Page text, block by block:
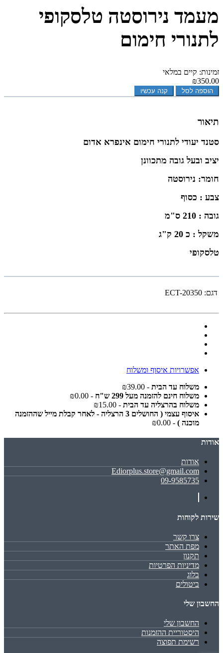
מעמד נירוסטה טלסקופי
לתנורי חימום
זמינות: קיים במלאי
₪350.00
הוספה לסל קנה עכשיו
תיאור
סטנד יעודי לתנורי חימום אינפרא אדום
יציב ובעל גובה מתכוונן
חומר: נירוסטה
צבע : כסוף
גובה : 210 ס"מ
משקל : כ 20 ק"ג
טלסקופי
דגם: ECT-20350
אפשרויות איסוף ומשלוח
משלוח עד הבית - ₪39.00
משלוח חינם להזמנה מעל 299 ש"ח
- ₪0.00
משלוח בהרצליה עד הבית - ₪15.00
איסוף עצמי ( החושלים 3 הרצליה - לאחר קבלת מייל שההזמנה
מוכנה ) - ₪0.00
אודות
אודות
Ediorplus.store@gmail.com
09-9585735
שירות לקוחות
צרו קשר
מפת האתר
תקנון
מדיניות הפרטיות
בלוג
ביטולים
החשבון שלי
החשבון שלי
היסטוריית ההזמנות
רשימת תפוצה